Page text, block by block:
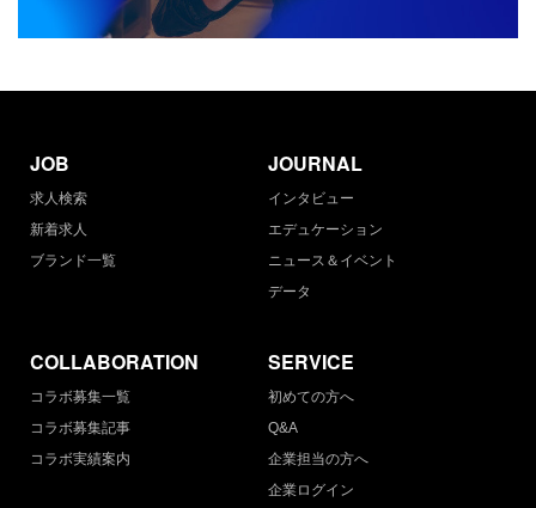
JOB
求人検索
新着求人
ブランド一覧
JOURNAL
インタビュー
エデュケーション
ニュース＆イベント
データ
COLLABORATION
コラボ募集一覧
コラボ募集記事
コラボ実績案内
SERVICE
初めての方へ
Q&A
企業担当の方へ
企業ログイン